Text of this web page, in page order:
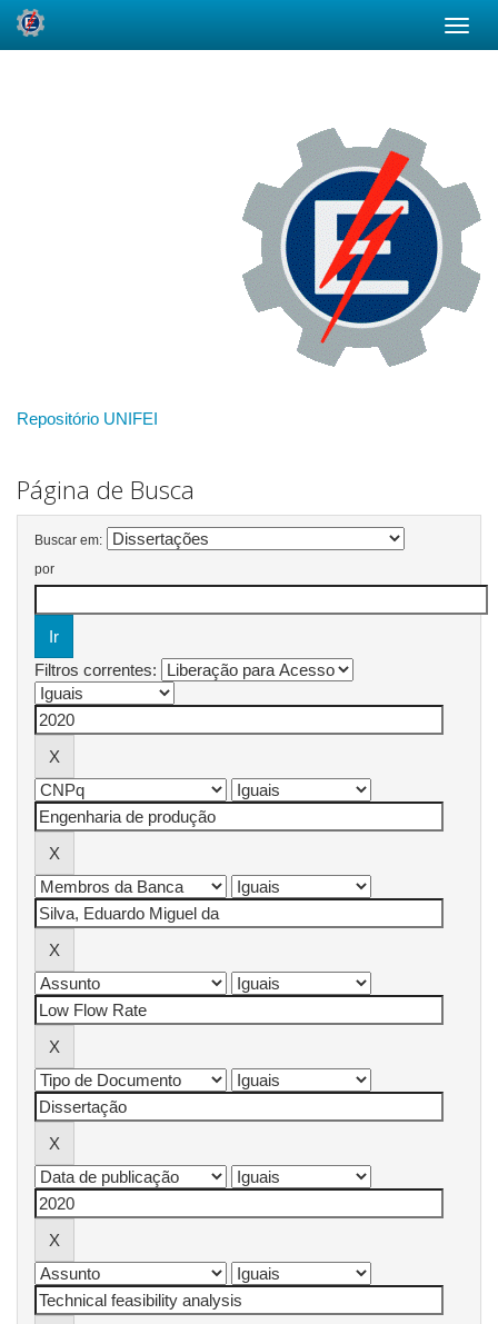
Repositório UNIFEI
Página de Busca
Buscar em:
por
Filtros correntes: